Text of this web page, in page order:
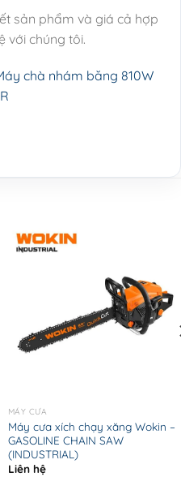
sản phẩm và giá cả hợp
với chúng tôi.
chà nhám băng 810W
MÁY CƯA
Máy cưa xích chạy xăng Wokin –
GASOLINE CHAIN SAW
(INDUSTRIAL)
Liên hệ